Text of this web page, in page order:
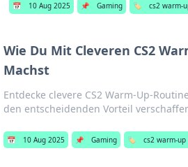
📅 10 Aug 2025 📌 Gaming 🏷️ cs2 warm-
Wie Du Mit Cleveren CS2
Machst
Entdecke clevere CS2 Warm-Up-
den entscheidenden Vorteil
📅 10 Aug 2025 📌 Gaming 🏷️ cs2 warm-